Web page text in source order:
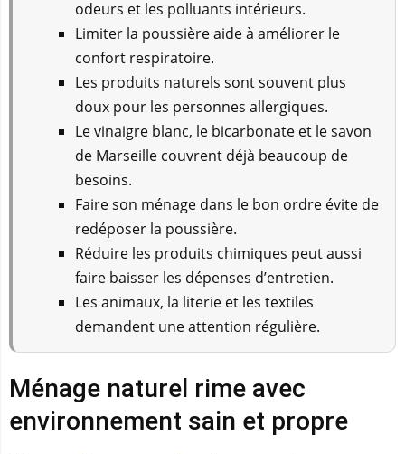
odeurs et les polluants intérieurs.
Limiter la poussière aide à améliorer le
confort respiratoire.
Les produits naturels sont souvent plus
doux pour les personnes allergiques.
Le vinaigre blanc, le bicarbonate et le savon
de Marseille couvrent déjà beaucoup de
besoins.
Faire son ménage dans le bon ordre évite de
redéposer la poussière.
Réduire les produits chimiques peut aussi
faire baisser les dépenses d’entretien.
Les animaux, la literie et les textiles
demandent une attention régulière.
Ménage naturel rime avec
environnement sain et propre